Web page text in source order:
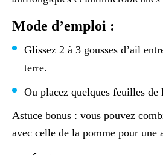
Mode d’emploi :
Glissez 2 à 3 gousses d’ail
terre.
Ou placez quelques feuilles de
Astuce bonus : vous pouvez
avec celle de la pomme pour une